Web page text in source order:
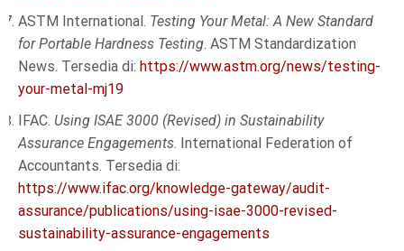
ASTM International. Testing Your Metal: A New Standard
for Portable Hardness Testing. ASTM Standardization
News. Tersedia di: https://www.astm.org/news/testing-
your-metal-mj19
IFAC. Using ISAE 3000 (Revised) in Sustainability
Assurance Engagements. International Federation of
Accountants. Tersedia di:
https://www.ifac.org/knowledge-gateway/audit-
assurance/publications/using-isae-3000-revised-
sustainability-assurance-engagements